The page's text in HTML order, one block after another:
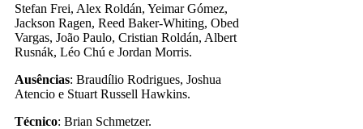
Stefan Frei, Alex Roldán, Yeimar Gómez,
Jackson Ragen, Reed Baker-Whiting, Obed
Vargas, João Paulo, Cristian Roldán, Albert
Rusnák, Léo Chú e Jordan Morris.
Ausências: Braudílio Rodrigues, Joshua
Atencio e Stuart Russell Hawkins.
Técnico: Brian Schmetzer.